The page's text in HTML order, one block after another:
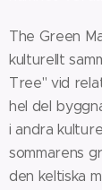
The Green
kulturellt
Tree" vid
hel del
i andra
sommarens
den keltiska